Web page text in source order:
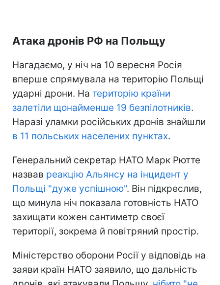
Атака дронів РФ на Польщу
Нагадаємо, у ніч на 10 вересня Росія
вперше спрямувала на територію Польщі
ударні дрони. На територію країни
залетіли щонайменше 19 безпілотників.
Наразі уламки російських дронів знайшли
в 11 польських населених пунктах.
Генеральний секретар НАТО Марк Рютте
назвав реакцію Альянсу на інцидент у
Польщі "дуже успішною". Він підкреслив,
що минула ніч показала готовність НАТО
захищати кожен сантиметр своєї
території, зокрема й повітряний простір.
Міністерство оборони Росії у відповідь на
заяви країн НАТО заявило, що дальність